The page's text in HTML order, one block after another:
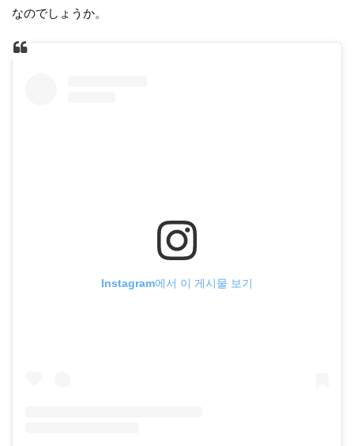
なのでしょうか。
Instagram에서 이 게시물 보기